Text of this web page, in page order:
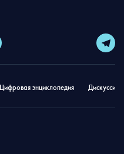
Цифровая энциклопедия